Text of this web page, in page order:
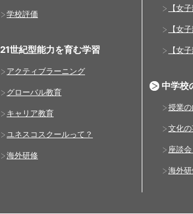
学校評価
21世紀型能力を育む学習
アクティブラーニング
グローバル教育
キャリア教育
ユネスコスクールって？
海外研修
【女
【女
【女
中学校
授業
文化
座談会
海外